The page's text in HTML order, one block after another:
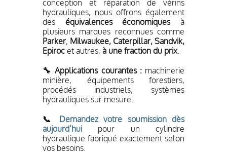
conception et réparation de vérins
hydrauliques, nous offrons également
des équivalences économiquesà
plusieurs marques reconnues comme
Parker, Milwaukee, Caterpillar, Sandvik,
Epirocet autres, à une fraction du prix.
🔧 Applications courantes :machinerie
minière, équipements forestiers,
procédés industriels, systèmes
hydrauliques sur mesure.
📞 Demandez votre soumission dès
aujourd’hui pour un cylindre
hydraulique fabriqué exactement selon
vos besoins.